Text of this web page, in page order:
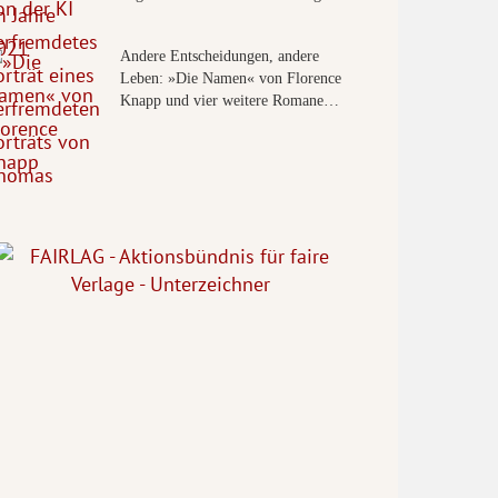
Andere Entscheidungen, andere
Leben: »Die Namen« von Florence
Knapp und vier weitere Romane…